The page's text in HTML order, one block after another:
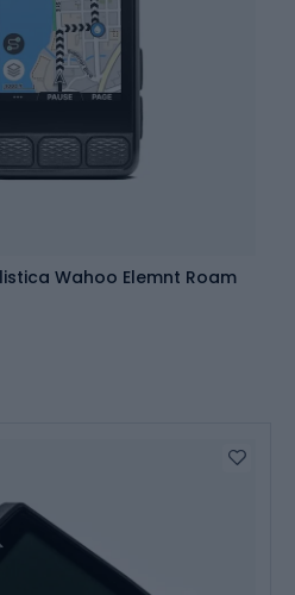
Wahoo Elemnt Roam